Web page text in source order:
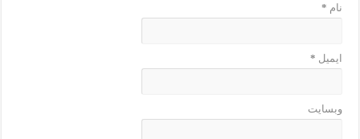
نام *
ایمیل *
وبسایت